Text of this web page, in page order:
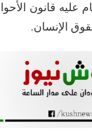
عليه قانون
الإنسان.